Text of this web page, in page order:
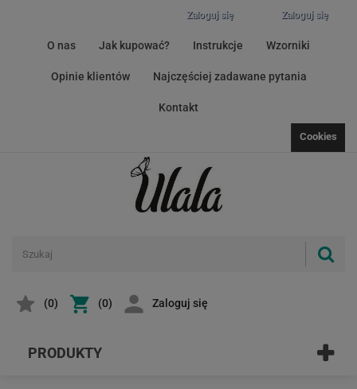
Zaloguj się
Zaloguj się
O nas Jak kupować? Instrukcje Wzorniki
Opinie klientów Najczęściej zadawane pytania
Kontakt
Cookies
(0) (0) Zaloguj się
PRODUKTY